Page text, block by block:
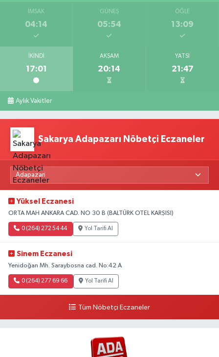
İMSAK
04:14
GÜNEŞ
05:54
ÖĞLE
13:09
İKINDI
17:01
AKŞAM
20:14
YATSI
21:47
Aylık Vakitler
Sakarya Adapazarı Nöbetçi Eczaneler
Yüksel Eczanesi
ORTA MAH ANKARA CAD. NO 30 B (BALTÜRK OTEL KARŞISI)
0 (264) 272 54 44 Yol Tarifi Al
Sinem Eczanesi
Yenidoğan Mh. Saraybosna cad. No:42 A
0 (264) 277 69 66 Yol Tarifi Al
Tüm Nöbetçi Eczaneler